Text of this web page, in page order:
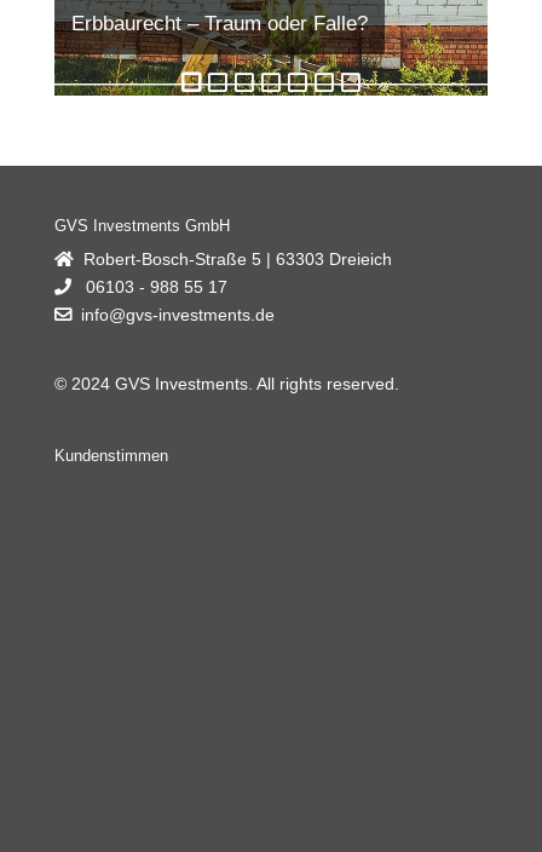
Erbbaurecht – Traum oder Falle?
Rohstoffe – Hüter & Weiser
Kapitalpuffer-Abschaffung: Was ändert
sich?
Kryptowährungen – Digitale Assets
Immobilienverkauf: Überpreisung kostet
9-Euro-Ticket: Ziel erreicht?
Bitcoin – Anstieg : Wie stabil ?
GVS Investments GmbH
Robert-Bosch-Straße 5 | 63303 Dreieich
06103 - 988 55 17
info@gvs-investments.de
© 2024 GVS Investments. All rights reserved.
Kundenstimmen